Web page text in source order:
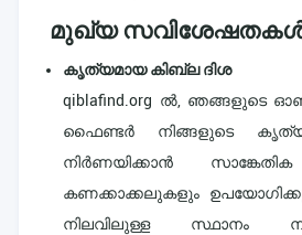
മുഖ്യ
കൃത്യമായ കിബ്ല ദിശ
qiblafind.org ൽ, ഞങ്ങളുടെ
ഫൈണ്ടർ നിങ്ങളുടെ
നിർണയിക്കാൻ
കണക്കാക്കലുകളും
നിലവിലുള്ള സ്ഥാനം